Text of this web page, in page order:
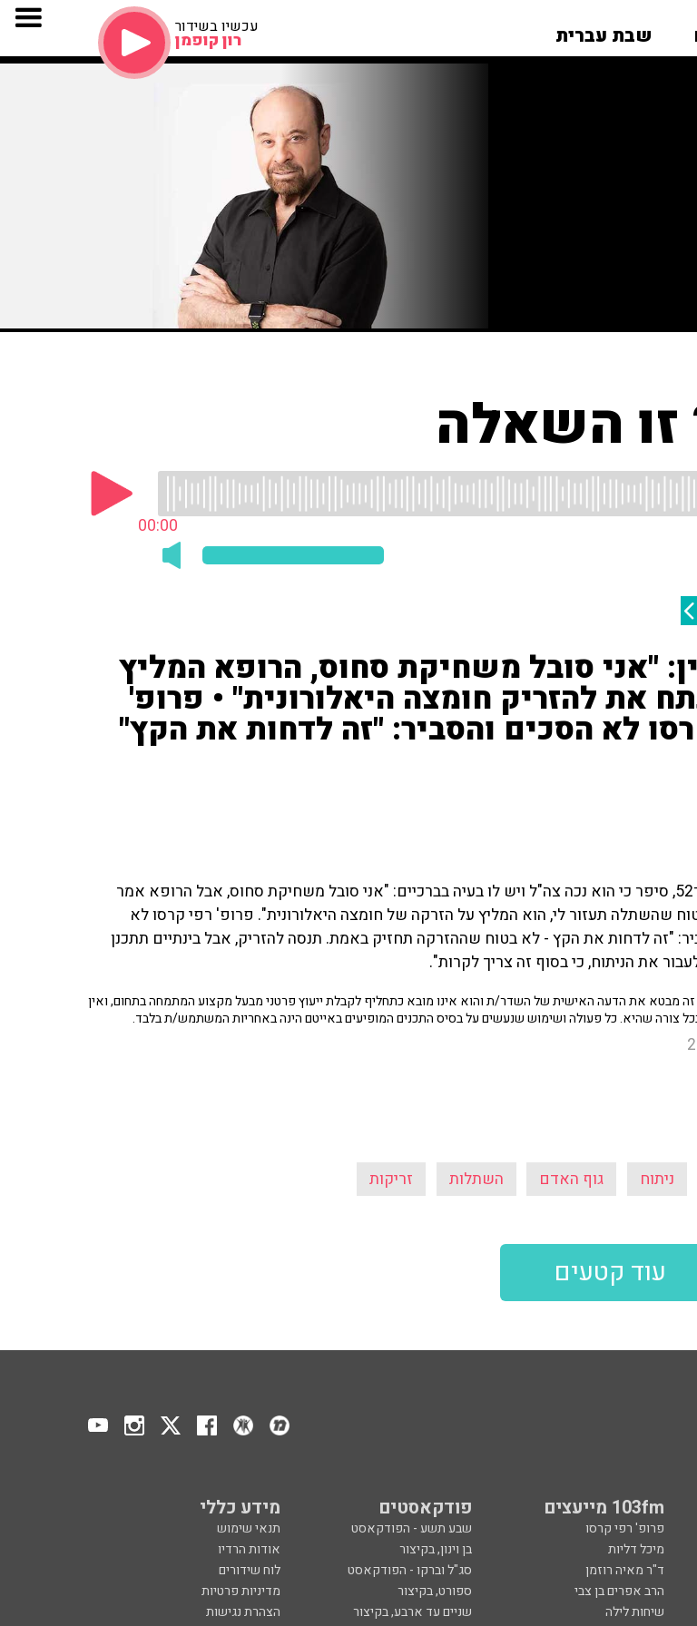
שבת עברית עכשיו בשידור
רון קופמן
זו השאלה
00:00
"אני סובל משחיקת סחוס, הרופא המליץ
את להזריק חומצה היאלורונית" • פרופ'
לא הסכים והסביר: "זה לדחות את הקץ"
המאזין בן ה־52, סיפר כי הוא נכה צה"ל ויש לו בעיה בברכיים: "אני סובל משחיקת סחוס, אבל הרופא אמר
שהשתלה תעזור לי, הוא המליץ על הזרקה של חומצה היאלורונית". פרופ' רפי קרסו לא
"זה לדחות את הקץ - לא בטוח שההזרקה תחזיק באמת. תנסה להזריק, אבל בינתיים תתכנן
את הניתוח, כי בסוף זה צריך לקרות".
מבטא את הדעה האישית של השדר/ת והוא אינו מובא כתחליף לקבלת ייעוץ פרטני מבעל מקצוע המתמחה בתחום, ואין
צורה שהיא. כל פעולה ושימוש שנעשים על בסיס התכנים המופיעים באייטם הינה באחריות המשתמש/ת בלבד.
ניתוח גוף האדם השתלות זריקות
עוד קטעים
103fm מייעצים פודקאסטים מידע כללי
פרופ' רפי קרסו שבע תשע - הפודקאסט
תנאי שימוש
מיכל דליות בן וינון, בקיצור
אודות הרדיו
ד"ר מאיה רוזמן סג"ל וברקו - הפודקאסט
לוח שידורים
הרב אפרים בן צבי ספורט, בקיצור
מדיניות פרטיות
שיחות לילה שניים עד ארבע, בקיצור
הצהרת נגישות